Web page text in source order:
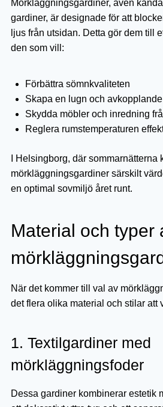
Mörkläggningsgardiner, även
gardiner, är designade för att
ljus från utsidan. Detta gör dem till
den som vill:
Förbättra sömnkvaliteten
Skapa en lugn och
Skydda möbler och inredning
Reglera rumstemperaturen
I Helsingborg, där
mörkläggningsgardiner särskilt
en optimal sovmiljö året runt.
Material och typer
När det kommer till val av
det flera olika material och stilar att
1. Textilgardiner med
mörkläggningsfoder
Dessa gardiner kombinerar estetik